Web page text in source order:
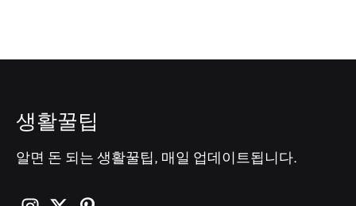
생활꿀팁
알면 돈 되는 생활꿀팁, 매일 업데이트됩니다.